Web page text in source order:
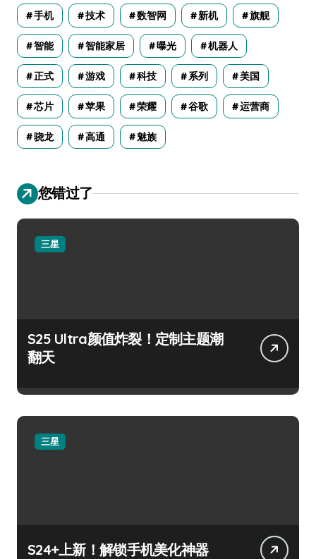
手机 技术 数智网 新机 旗舰
智能 智能家居 曝光 机器人
正式 游戏 科技 系列 美国
芯片 苹果 荣耀 谷歌 运营商
骁龙 高通 魅族
您错过了
三星
S25 Ultra颜值炸裂！定制主题潮
翻天
三星
S24+上新！解锁手机美化神器